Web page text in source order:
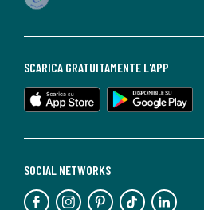
SOCIAL NETWORKS
SCARICA GRATUITAMENTE L'APP